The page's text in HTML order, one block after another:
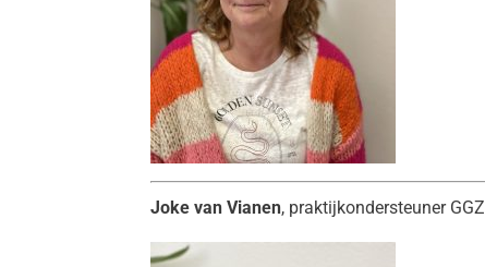
Joke van Vianen, praktijkondersteuner GGZ